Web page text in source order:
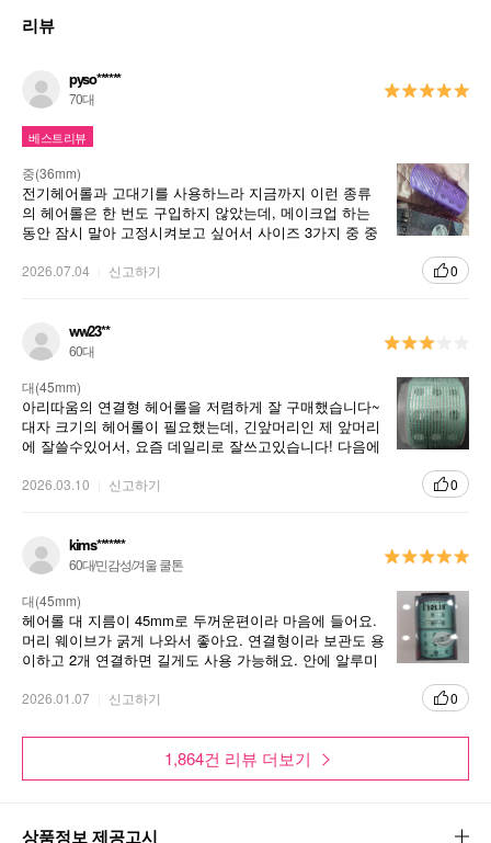
리뷰
pyso******
70대
베스트리뷰
중(36mm)
전기헤어롤과 고대기를 사용하느라 지금까지 이런 종류
의 헤어롤은 한 번도 구입하지 않았는데, 메이크업 하는
동안 잠시 말아 고정시켜보고 싶어서 사이즈 3가지 중 중
2P가 들어있는데 서로 끼워지니 보관도 쉽고, 속에 은빛
2026.07.04 신고하기 0
ww23**
60대
대(45mm)
아리따움의 연결형 헤어롤을 저렴하게 잘 구매했습니다~
대자 크기의 헤어롤이 필요했는데, 긴앞머리인 제 앞머리
에 잘쓸수있어서, 요즘 데일리로 잘쓰고있습니다! 다음에
2026.03.10 신고하기 0
kims*******
60대/민감성/겨울 쿨톤
대(45mm)
헤어롤 대 지름이 45mm로 두꺼운편이라 마음에 들어요.
머리 웨이브가 굵게 나와서 좋아요. 연결형이라 보관도 용
이하고 2개 연결하면 길게도 사용 가능해요. 안에 알루미
2026.01.07 신고하기 0
1,864건 리뷰 더보기
상품정보 제공고시